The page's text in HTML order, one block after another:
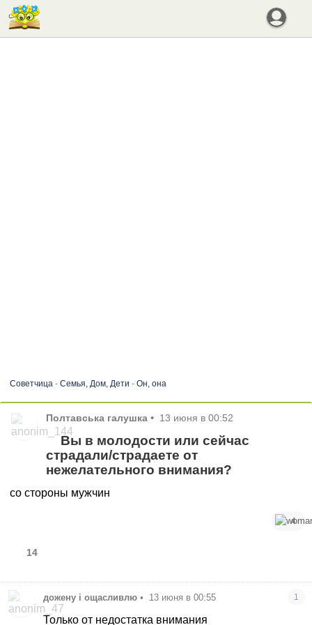
Советчица- Семья, Дом, Дети - Он, она
Полтавська галушка • 13 июня в 00:52
Вы в молодости или сейчас
страдали/страдаете от
нежелательного внимания?
со стороны мужчин
4
14
дожену і ощасливлю • 13 июня в 00:55 1
Только от недостатка внимания